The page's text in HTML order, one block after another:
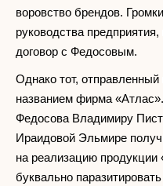
воровство брендов.
руководства
договор с Федосовым.
Однако тот,
названием фирма
Федосова Владимиру
Ираидовой Эльмире
на реализацию
буквально